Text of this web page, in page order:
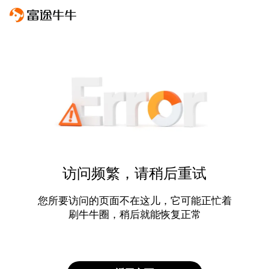
访问频繁，请稍后重试
您所要访问的页面不在这儿，它可能正忙着
刷牛牛圈，稍后就能恢复正常